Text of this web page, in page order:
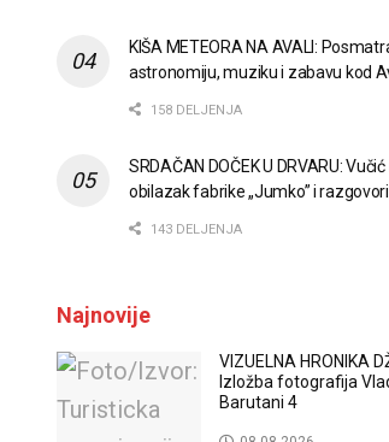
KIŠA METEORA NA AVALI:
astronomiju, muziku i zabavu kod
158 DELJENJA
SRDAČAN DOČEK U DRVARU:
obilazak fabrike „Jumko” i
143 DELJENJA
Najnovije
VIZUELNA HRONIKA
Izložba fotografija
Barutani 4